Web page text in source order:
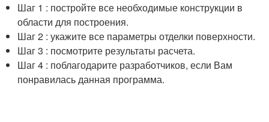
Шаг 1 : постройте все необходимые конструкции в
области для построения.
Шаг 2 : укажите все параметры отделки поверхности.
Шаг 3 : посмотрите результаты расчета.
Шаг 4 : поблагодарите разработчиков, если Вам
понравилась данная программа.